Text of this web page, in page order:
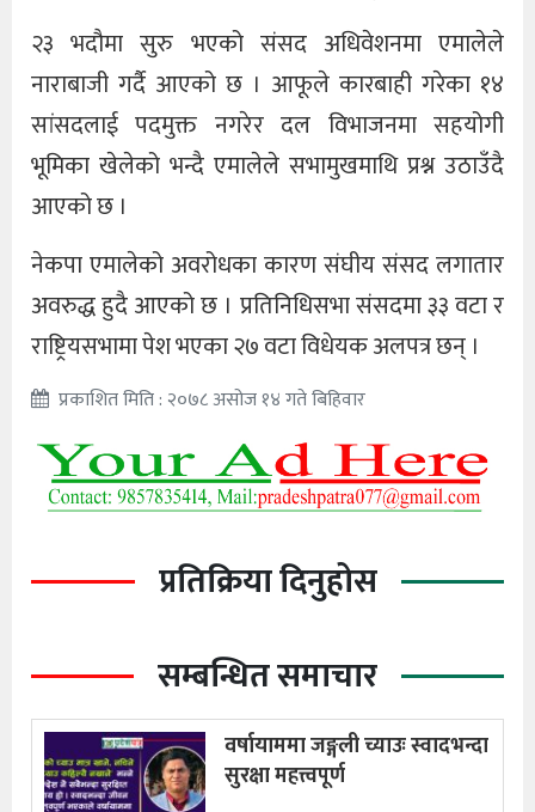
२३ भदौमा सुरु भएको संसद अधिवेशनमा एमालेले
नाराबाजी गर्दै आएको छ । आफूले कारबाही गरेका १४
सांसदलाई पदमुक्त नगरेर दल विभाजनमा सहयोगी
भूमिका खेलेको भन्दै एमालेले सभामुखमाथि प्रश्न उठाउँदै
आएको छ ।
नेकपा एमालेको अवरोधका कारण संघीय संसद लगातार
अवरुद्ध हुदै आएको छ । प्रतिनिधिसभा संसदमा ३३ वटा र
राष्ट्रियसभामा पेश भएका २७ वटा विधेयक अलपत्र छन् ।
प्रकाशित मिति : २०७८ असोज १४ गते बिहिवार
प्रतिक्रिया दिनुहोस
सम्बन्धित समाचार
वर्षायाममा जङ्गली च्याउः स्वादभन्दा
सुरक्षा महत्त्वपूर्ण